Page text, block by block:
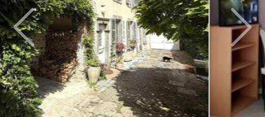
Previous Next